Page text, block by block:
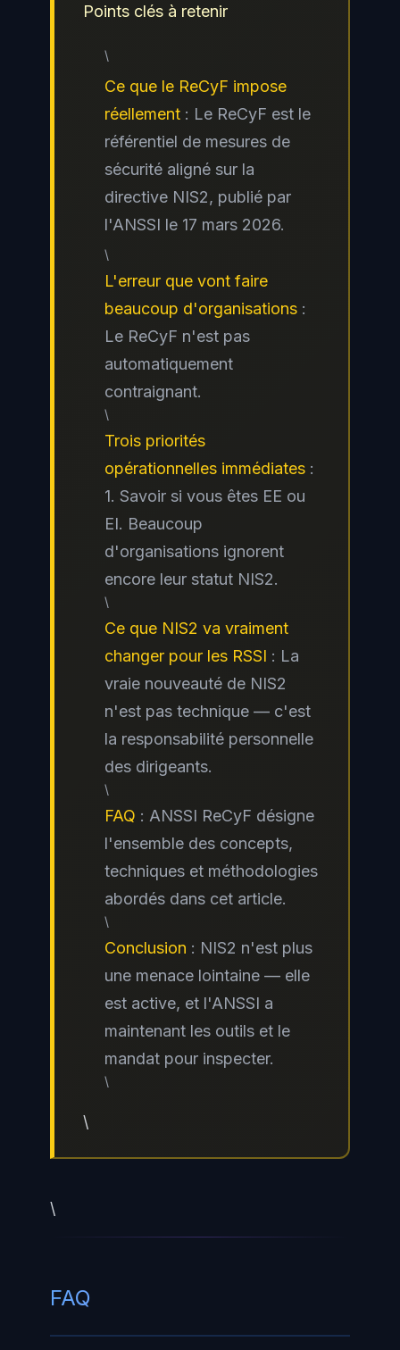
Points clés à retenir
\
Ce que le ReCyF impose
réellement : Le ReCyF est le
référentiel de mesures de
sécurité aligné sur la
directive NIS2, publié par
l'ANSSI le 17 mars 2026.
\
L'erreur que vont faire
beaucoup d'organisations :
Le ReCyF n'est pas
automatiquement
contraignant.
\
Trois priorités
opérationnelles immédiates :
1. Savoir si vous êtes EE ou
EI. Beaucoup
d'organisations ignorent
encore leur statut NIS2.
\
Ce que NIS2 va vraiment
changer pour les RSSI : La
vraie nouveauté de NIS2
n'est pas technique — c'est
la responsabilité personnelle
des dirigeants.
\
FAQ : ANSSI ReCyF désigne
l'ensemble des concepts,
techniques et méthodologies
abordés dans cet article.
\
Conclusion : NIS2 n'est plus
une menace lointaine — elle
est active, et l'ANSSI a
maintenant les outils et le
mandat pour inspecter.
\
\
\
FAQ